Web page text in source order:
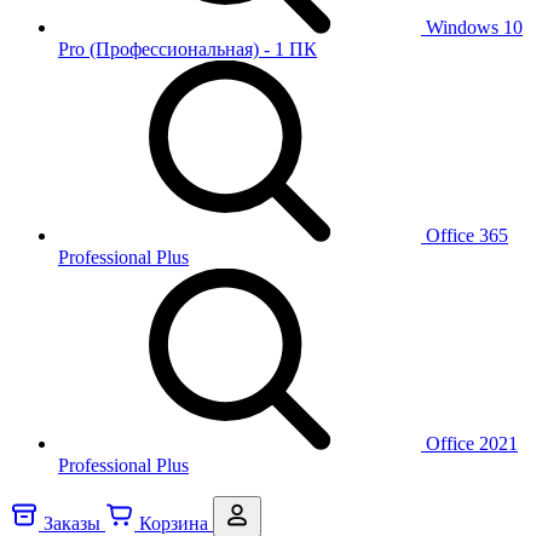
Windows 10
Pro (Профессиональная) - 1 ПК
Office 365
Professional Plus
Office 2021
Professional Plus
Заказы
Корзина